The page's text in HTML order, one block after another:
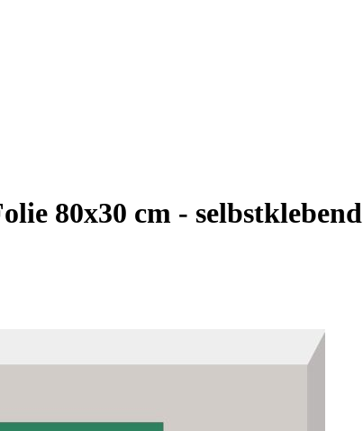
80x30 cm - selbstklebend